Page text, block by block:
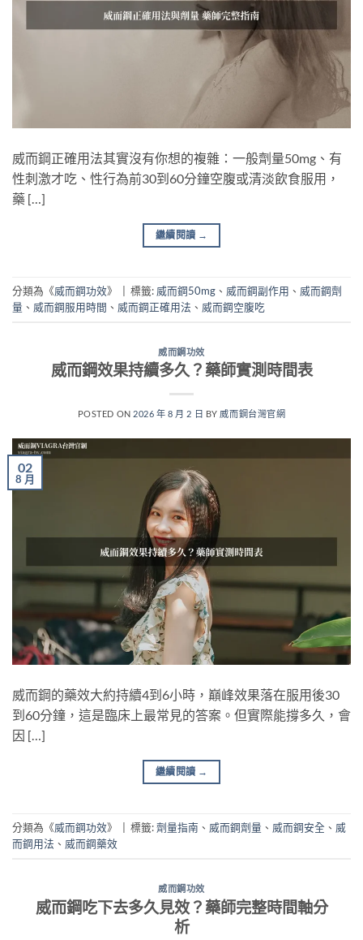
威而鋼正確用法其實沒有你想的複雜：一般劑量50mg、有
性刺激才吃、性行為前30到60分鐘空腹或清淡飲食服用，
藥 […]
繼續閱讀 →
分類為《威而鋼功效》 標籤: 威而鋼50mg 、 威而鋼副作用 、 威而鋼劑
量 、 威而鋼服用時間 、 威而鋼正確用法 、 威而鋼空腹吃
威而鋼功效
威而鋼效果持續多久？藥師實測時間表
POSTED ON 2026 年 8 月 2 日 BY 威而鋼台灣官網
02
8 月
威而鋼的藥效大約持續4到6小時，巔峰效果落在服用後30
到60分鐘，這是臨床上最常見的答案。但實際能撐多久，會
因 […]
繼續閱讀 →
分類為《威而鋼功效》 標籤:劑量指南 、 威而鋼劑量 、 威而鋼安全 、 威
而鋼用法 、 威而鋼藥效
威而鋼功效
威而鋼吃下去多久見效？藥師完整時間軸分
析